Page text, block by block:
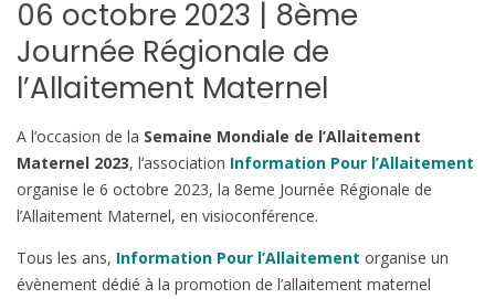
06 octobre 2023 | 8ème
Journée Régionale de
l’Allaitement Maternel
A l’occasion de la Semaine Mondiale de l’Allaitement
Maternel 2023, l’association Information Pour l’Allaitement
organise le 6 octobre 2023, la 8eme Journée Régionale de
l’Allaitement Maternel, en visioconférence.
Tous les ans, Information Pour l’Allaitement organise un
évènement dédié à la promotion de l’allaitement maternel